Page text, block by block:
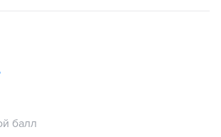
балл